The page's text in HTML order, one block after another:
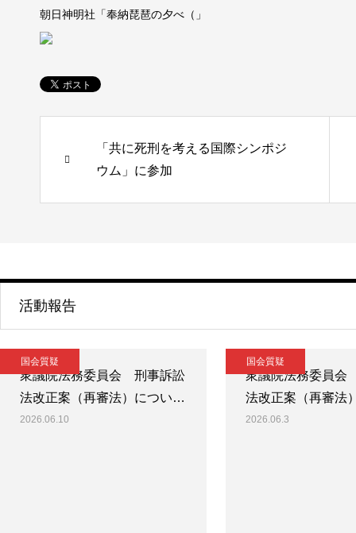
朝日神明社「奉納琵琶の夕べ（」
「共に死刑を考える国際シンポジ
ウム」に参加
活動報告
国会質疑
衆議院法務委員会 刑事訴訟
法改正案（再審法）につい…
2026.06.10
国会質疑
衆議院法務委員
法改正案（再審法
2026.06.3